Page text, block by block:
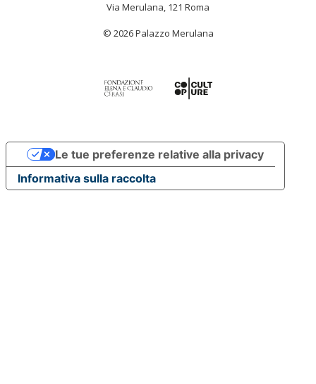
Via Merulana, 121 Roma
© 2026 Palazzo Merulana
Informativa sulla raccolta
Le tue preferenze relative alla privacy